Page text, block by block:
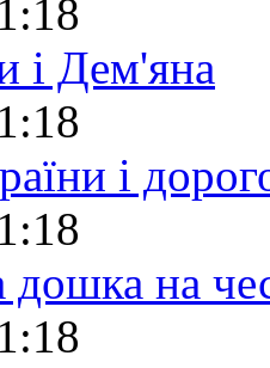
і Дем'яна
і
на